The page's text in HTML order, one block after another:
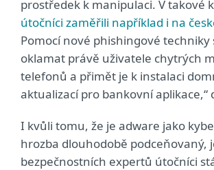
prostředek k manipulaci. V takové
útočníci zaměřili například i na
Pomocí nové phishingové techniky
oklamat právě uživatele chytrých
telefonů a přimět je k instalaci
aktualizací pro bankovní aplikace,“
I kvůli tomu, že je adware jako
hrozba dlouhodobě podceňovaný,
bezpečnostních expertů útočníci